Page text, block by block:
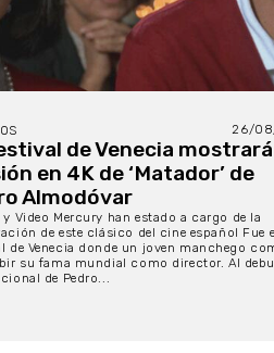
26/
de Venecia
en 4K de ‘Matador’ de
Almodóvar
y Video Mercury han estado a cargo de la
de este clásico del cine español Fue
de Venecia donde un joven manchego
su fama mundial como director. Al
de Pedro...